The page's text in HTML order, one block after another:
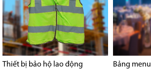
Thiết bị bảo hộ lao động Bảng menu